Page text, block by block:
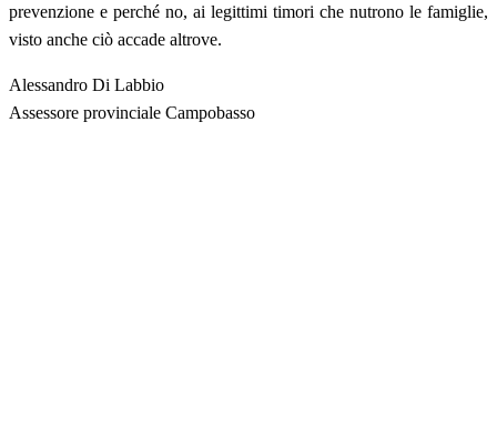
prevenzione e perché no, ai legittimi timori che nutrono le famiglie,
visto anche ciò accade altrove.
Alessandro Di Labbio
Assessore provinciale Campobasso